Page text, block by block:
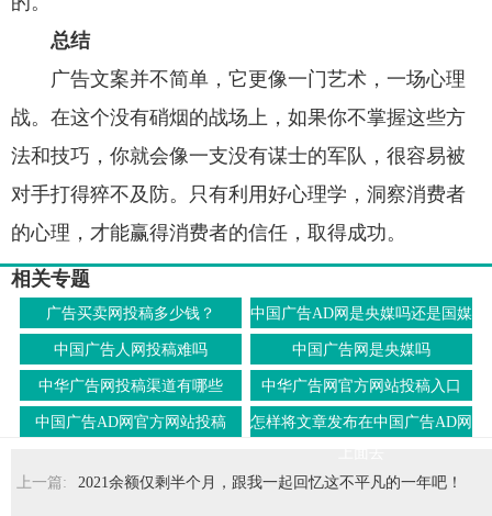
总结
广告文案并不简单，它更像一门艺术，一场心理
战。在这个没有硝烟的战场上，如果你不掌握这些方
法和技巧，你就会像一支没有谋士的军队，很容易被
对手打得猝不及防。只有利用好心理学，洞察消费者
的心理，才能赢得消费者的信任，取得成功。
相关专题
广告买卖网投稿多少钱？ 中国广告AD网是央媒吗还是国媒
中国广告人网投稿难吗 中国广告网是央媒吗
中华广告网投稿渠道有哪些 中华广告网官方网站投稿入口
中国广告AD网官方网站投稿
怎样将文章发布在中国广告AD网
上一篇:
2021余额仅剩半个月，跟我一起回忆这不平凡的一年吧！